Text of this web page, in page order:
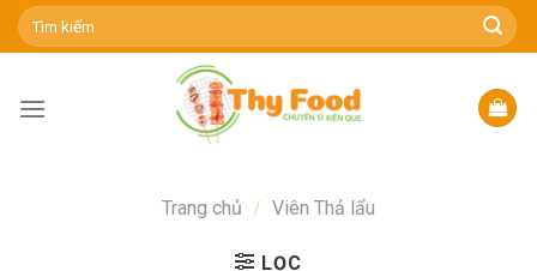
Skip
Tìm
kiếm:
Trang chủ / Viên Thả lẩu
LỌC